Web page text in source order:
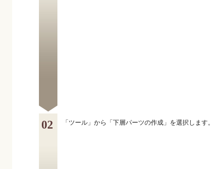
02 「ツール」から「下層パーツの作成」を選択します。